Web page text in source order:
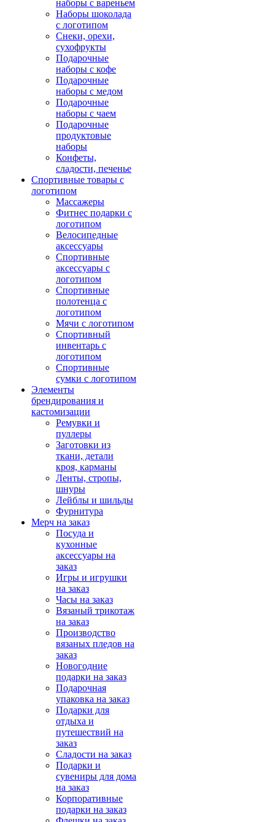
наборы с вареньем
Наборы шоколада
с логотипом
Снеки, орехи,
сухофрукты
Подарочные
наборы с кофе
Подарочные
наборы с медом
Подарочные
наборы с чаем
Подарочные
продуктовые
наборы
Конфеты,
сладости, печенье
Спортивные товары с
логотипом
Массажеры
Фитнес подарки с
логотипом
Велосипедные
аксессуары
Спортивные
аксессуары с
логотипом
Спортивные
полотенца с
логотипом
Мячи с логотипом
Спортивный
инвентарь с
логотипом
Спортивные
сумки с логотипом
Элементы
брендирования и
кастомизации
Ремувки и
пуллеры
Заготовки из
ткани, детали
кроя, карманы
Ленты, стропы,
шнуры
Лейблы и шильды
Фурнитура
Мерч на заказ
Посуда и
кухонные
аксессуары на
заказ
Игры и игрушки
на заказ
Часы на заказ
Вязаный трикотаж
на заказ
Производство
вязаных пледов на
заказ
Новогодние
подарки на заказ
Подарочная
упаковка на заказ
Подарки для
отдыха и
путешествий на
заказ
Сладости на заказ
Подарки и
сувениры для дома
на заказ
Корпоративные
подарки на заказ